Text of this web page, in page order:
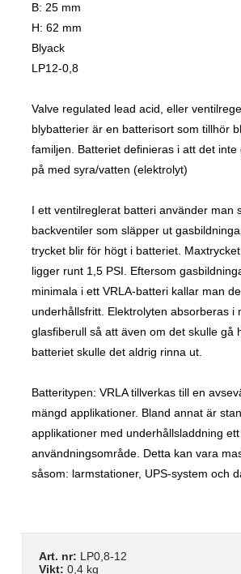
B: 25 mm
H: 62 mm
Blyack
LP12-0,8
Valve regulated lead acid, eller
blybatterier är en batterisort som tillhör
familjen. Batteriet definieras i att det inte
på med syra/vatten (elektrolyt)
I ett ventilreglerat batteri använder man
backventiler som släpper ut
trycket blir för högt i batteriet.
ligger runt 1,5 PSI. Eftersom
minimala i ett VRLA-batteri kallar man
underhållsfritt. Elektrolyten absorberas i
glasfiberull så att även om det skulle gå
batteriet skulle det aldrig rinna ut.
Batteritypen: VRLA tillverkas till en
mängd applikationer. Bland annat är
applikationer med underhållsladdning
användningsområde. Detta kan vara
såsom: larmstationer, UPS-system och
Art. nr: LP0,8-12
Vikt: 0,4 kg